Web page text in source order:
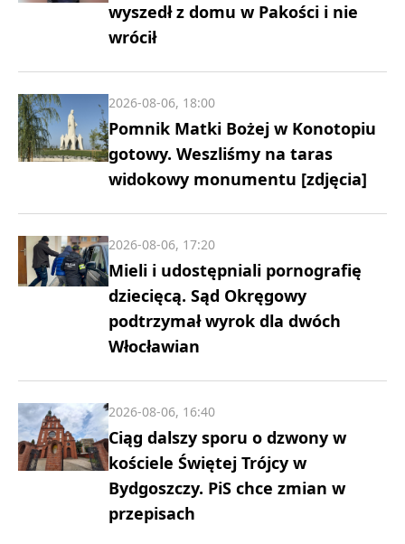
wyszedł z domu w Pakości i nie
wrócił
Pomnik Matki Bożej w Konotopiu
gotowy. Weszliśmy na taras
widokowy monumentu [zdjęcia]
2026-08-06, 18:00
Mieli i udostępniali pornografię
dziecięcą. Sąd Okręgowy
podtrzymał wyrok dla dwóch
Włocławian
2026-08-06, 17:20
Ciąg dalszy sporu o dzwony w
kościele Świętej Trójcy w
Bydgoszczy. PiS chce zmian w
przepisach
2026-08-06, 16:40